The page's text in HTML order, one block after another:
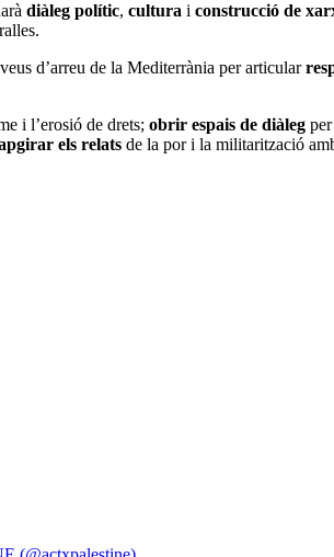
diàleg polític, cultura i construcció de
d’arreu de la Mediterrània per articular
i l’erosió de drets; obrir espais de diàleg
els relats de la por i la militarització